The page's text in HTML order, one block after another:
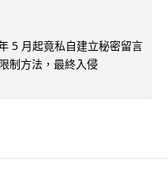
5 月起竟私自建立秘密留言
制方法，最終入侵